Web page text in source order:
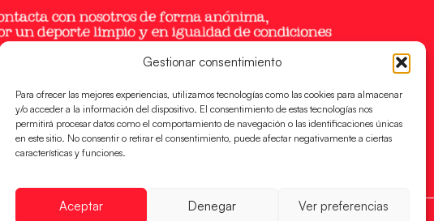
Gestionar consentimiento
Para ofrecer las mejores experiencias, utilizamos tecnologías como las cookies para almacenar
y/o acceder a la información del dispositivo. El consentimiento de estas tecnologías nos
permitirá procesar datos como el comportamiento de navegación o las identificaciones únicas
en este sitio. No consentir o retirar el consentimiento, puede afectar negativamente a ciertas
características y funciones.
Aceptar Denegar Ver preferencias